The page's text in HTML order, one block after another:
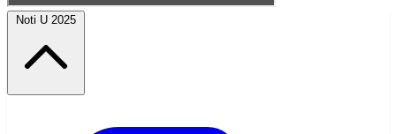
Noti U 2025